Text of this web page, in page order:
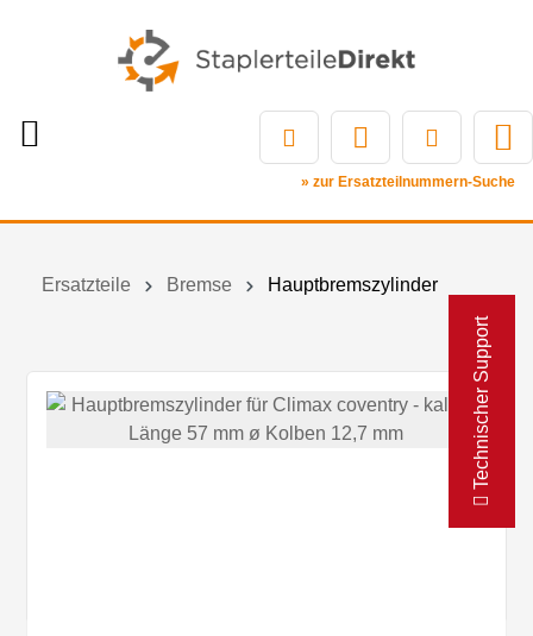
Technischer Support
» zur Ersatzteilnummern-Suche
Ersatzteile Bremse Hauptbremszylinder